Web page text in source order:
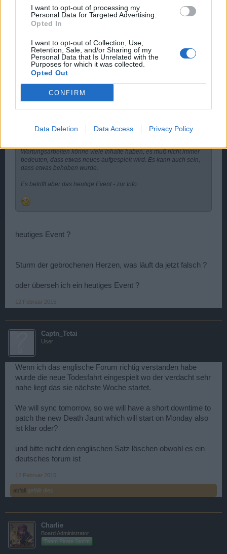
I want to opt-out of processing my
Personal Data for Targeted Advertising.
Opted In
I want to opt-out of Collection, Use,
Retention, Sale, and/or Sharing of my
Personal Data that Is Unrelated with the
Purposes for which it was collected.
Opted Out
CONFIRM
Data Deletion Data Access Privacy Policy
Es betrifft aber das heutige Event - zur Info.
Zuletzt bearbeitet:
12 Februar 2015
abfall
User
Wartungsarbeiten könne viele Inhalte haben, es muß nicht immer
bedeuten, dass etwas neues aufgespielt wird. Es kann auch sein,
dass etwas behoben wurde.
Es betrifft aber das heutige Event - zur Info.
heutiges Event ?
Sturm der gebrochenen Herzen, was läuft da jetzt falsch ?
oder überseh ich ein heutiges Event ?
12 Februar 2015
Captn_Tetai
User
Wenn ich das englische Forum richtig verstanden habe
wurde die neue Todesfahrt eingespielt wo der verdacht sehr
nahe liegt das sie nächste Woche startet.
We will sync tomorrow, so we will have a short downtime to
patch the new Death Jaunt which will start on Monday also
ist klar oder?
und bitte nicht den englischen Satz löschen obwohl es ein
deutsches forum ist
12 Februar 2015
abfall gefällt dies.
Charlie
Board Administrator
Team Pirate Storm